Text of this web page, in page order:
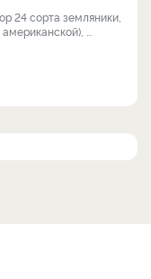
24 сорта земляники,
...